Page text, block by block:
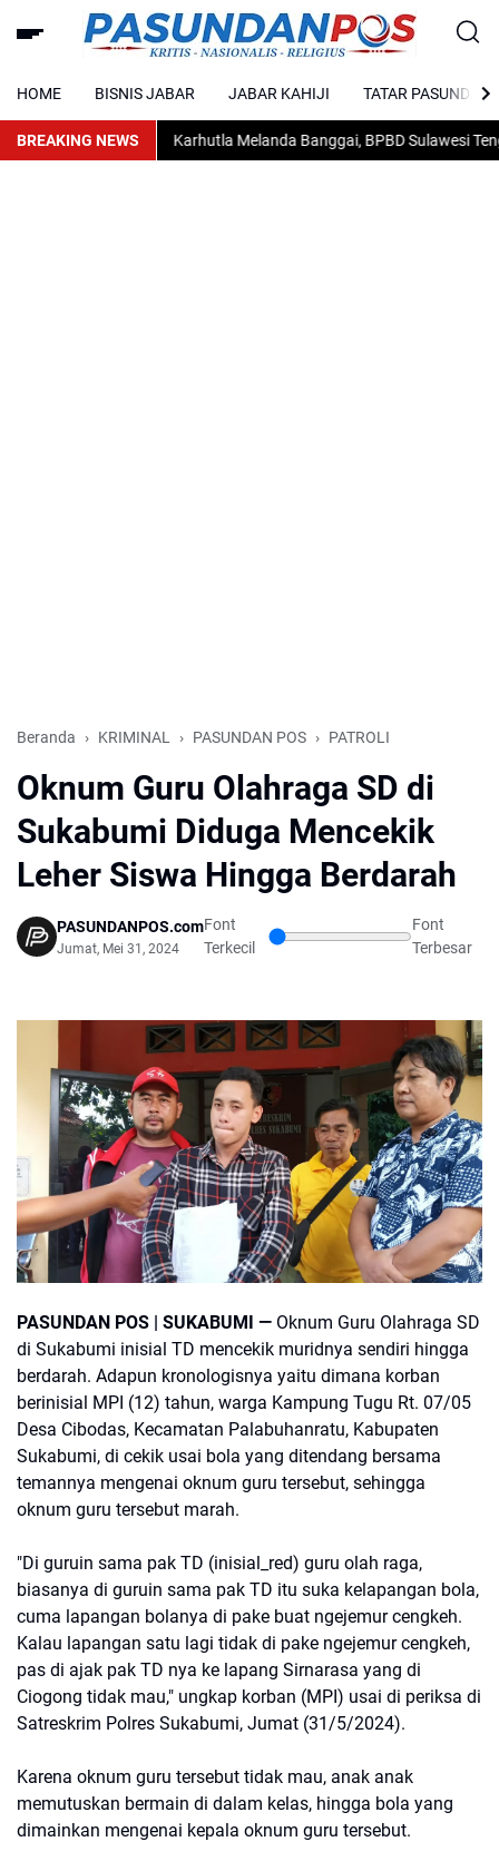
HOME BISNIS JABAR JABAR KAHIJI TATAR PASUNDAN
BREAKING NEWSKarhutla Melanda Banggai, BPBD Sulawesi Tengah
Beranda KRIMINAL PASUNDAN POS PATROLI
Oknum Guru Olahraga SD di
Sukabumi Diduga Mencekik
Leher Siswa Hingga Berdarah
PASUNDANPOS.com
Jumat, Mei 31, 2024
Font
Terkecil
Font
Terbesar
PASUNDAN POS | SUKABUMI — Oknum Guru Olahraga SD
di Sukabumi inisial TD mencekik muridnya sendiri hingga
berdarah. Adapun kronologisnya yaitu dimana korban
berinisial MPI (12) tahun, warga Kampung Tugu Rt. 07/05
Desa Cibodas, Kecamatan Palabuhanratu, Kabupaten
Sukabumi, di cekik usai bola yang ditendang bersama
temannya mengenai oknum guru tersebut, sehingga
oknum guru tersebut marah.
"Di guruin sama pak TD (inisial_red) guru olah raga,
biasanya di guruin sama pak TD itu suka kelapangan bola,
cuma lapangan bolanya di pake buat ngejemur cengkeh.
Kalau lapangan satu lagi tidak di pake ngejemur cengkeh,
pas di ajak pak TD nya ke lapang Sirnarasa yang di
Ciogong tidak mau," ungkap korban (MPI) usai di periksa di
Satreskrim Polres Sukabumi, Jumat (31/5/2024).
Karena oknum guru tersebut tidak mau, anak anak
memutuskan bermain di dalam kelas, hingga bola yang
dimainkan mengenai kepala oknum guru tersebut.